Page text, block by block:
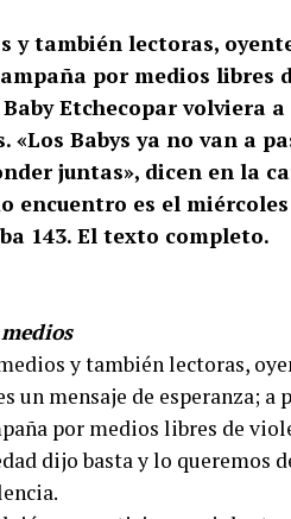
y también lectoras,
por medios libres
Etchecopar volviera
Babys ya no van a
juntas», dicen en la
encuentro es el miércoles
143. El texto completo.
y también lectoras,
mensaje de esperanza; a
por medios libres de
dijo basta y lo queremos